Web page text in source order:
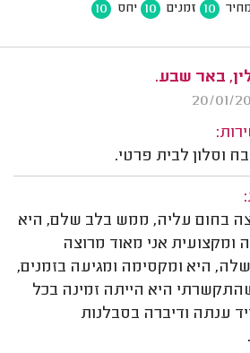
10 זמנים 10 יחס 10
באר שבע.
וסלון לבית פרטי.
בחום עליה, ממש בלב שלם, היא
ומקצועית אני מאוד מרוצה
היא ומקסימה ומגיעה בזמנים,
היא הייתה זמינה בכל
ענתה ודיברה בסבלנות